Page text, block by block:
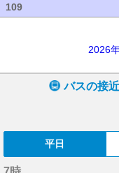
109
2026
バスの接
平日